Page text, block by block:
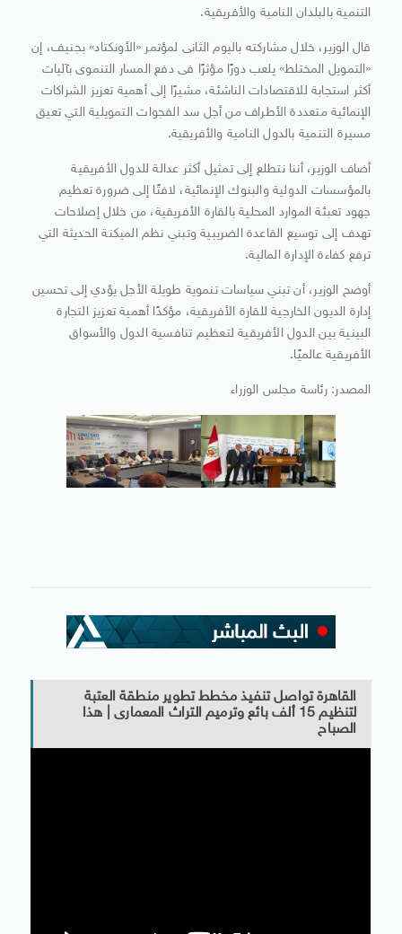
التنمية بالبلدان النامية والأفريقية.
قال الوزير، خلال مشاركته باليوم الثانى لمؤتمر «الأونكتاد» بجنيف، إن
«التمويل المختلط» يلعب دورًا مؤثرًا فى دفع المسار التنموى بآليات
أكثر استجابة للاقتصادات الناشئة، مشيرًا إلى أهمية تعزيز الشراكات
الإنمائية متعددة الأطراف من أجل سد الفجوات التمويلية التي تعيق
مسيرة التنمية بالدول النامية والأفريقية.
أضاف الوزير، أننا نتطلع إلى تمثيل أكثر عدالة للدول الأفريقية
بالمؤسسات الدولية والبنوك الإنمائية، لافتًا إلى ضرورة تعظيم
جهود تعبئة الموارد المحلية بالقارة الأفريقية، من خلال إصلاحات
تهدف إلى توسيع القاعدة الضريبية وتبني نظم الميكنة الحديثة التي
ترفع كفاءة الإدارة المالية.
أوضح الوزير، أن تبني سياسات تنموية طويلة الأجل يؤدي إلى تحسين
إدارة الديون الخارجية للقارة الأفريقية، مؤكدًا أهمية تعزيز التجارة
البينية بين الدول الأفريقية لتعظيم تنافسية الدول والأسواق
الأفريقية عالميًا.
المصدر: رئاسة مجلس الوزراء
القاهرة تواصل تنفيذ مخطط تطوير منطقة العتبة
لتنظيم 15 ألف بائع وترميم التراث المعمارى | هذا
الصباح